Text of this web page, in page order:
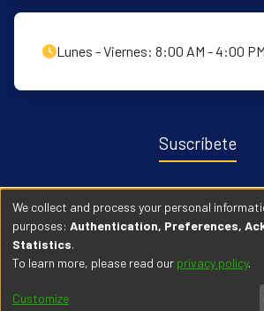
Lunes - Viernes: 8:00 AM - 4:00 PM
Suscríbete
Recibe notificaciones sobre nuevas
relacionados con el repositorio.
We collect and process your personal
purposes: Authentication, Preferences,
Statistics.
To learn more, please read our privacy policy.
Customize